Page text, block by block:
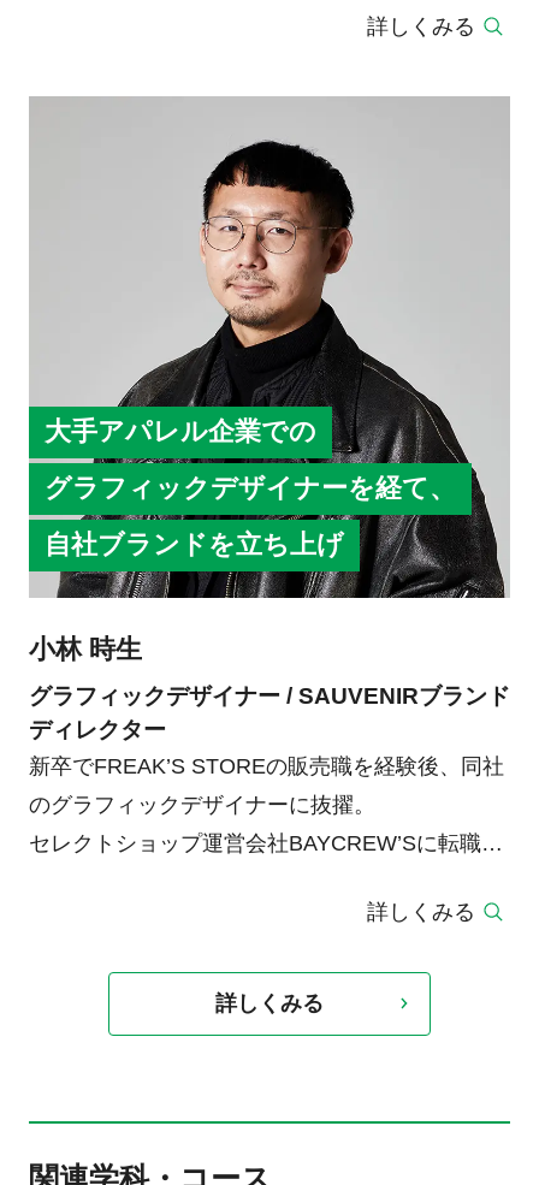
作られる衣服は様々なイメージを纏う。
よりキュレーションされた号にて衣装提供として
Terence Kohへ向けた「白い服」を制作。
2015年 「世界制作のプロトタイプ」上妻世海キ
ュレーションの展示にて、衣服を用いた空間イン
スタレーション作品を制作。
2018年 東京都、経済産業省による「Tokyo新人
デザイナーファッション大賞」にて都知事賞を受
賞。
2020年 三越日本橋店でのMITSUKOSHI
CONTEMPORARY GALLERYで鈴木操ら5人のキ
ュレーターによる展覧会「荒れ地のアレロパシー
展」に参加。
ーティストの鈴木操と共同制作でショーインスタ
レーションを行い、ファッションショーを開催。
詳しくみる
大手アパレル企業での
グラフィックデザイナーを経て、
自社ブランドを立ち上げ
小林 時生
グラフィックデザイナー / SAUVENIRブランド
ディレクター
新卒でFREAK’S STOREの販売職を経験後、同社
のグラフィックデザイナーに抜擢。
セレクトショップ運営会社BAYCREW’Sに転職
ながら商品企画のデザインやSNS周りのコンサル
業務も携わりつつ、自社アパレルブランド
詳しくみる
詳しくみる
関連学科・コース